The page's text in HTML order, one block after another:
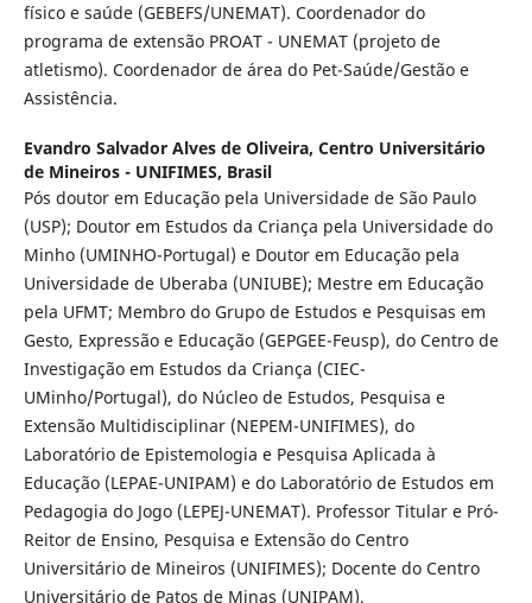
físico e saúde (GEBEFS/UNEMAT). Coordenador do
programa de extensão PROAT - UNEMAT (projeto de
atletismo). Coordenador de área do Pet-Saúde/Gestão e
Assistência.
Evandro Salvador Alves de Oliveira, Centro Universitário
de Mineiros - UNIFIMES, Brasil
Pós doutor em Educação pela Universidade de São Paulo
(USP); Doutor em Estudos da Criança pela Universidade do
Minho (UMINHO-Portugal) e Doutor em Educação pela
Universidade de Uberaba (UNIUBE); Mestre em Educação
pela UFMT; Membro do Grupo de Estudos e Pesquisas em
Gesto, Expressão e Educação (GEPGEE-Feusp), do Centro de
Investigação em Estudos da Criança (CIEC-
UMinho/Portugal), do Núcleo de Estudos, Pesquisa e
Extensão Multidisciplinar (NEPEM-UNIFIMES), do
Laboratório de Epistemologia e Pesquisa Aplicada à
Educação (LEPAE-UNIPAM) e do Laboratório de Estudos em
Pedagogia do Jogo (LEPEJ-UNEMAT). Professor Titular e Pró-
Reitor de Ensino, Pesquisa e Extensão do Centro
Universitário de Mineiros (UNIFIMES); Docente do Centro
Universitário de Patos de Minas (UNIPAM).